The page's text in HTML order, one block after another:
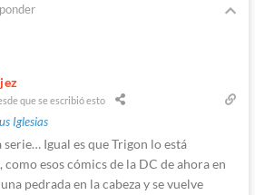
que se escribió esto
Iglesias
Igual es que Trigon lo está
esos cómics de la DC de ahora en
pedrada en la cabeza y se vuelve